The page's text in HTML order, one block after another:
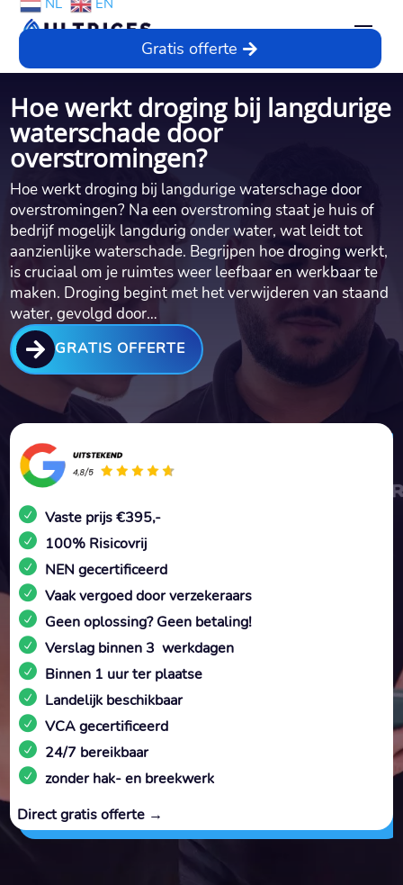
NL EN
Gratis offerte
Hoe werkt droging bij langdurige
waterschade door
overstromingen?
Hoe werkt droging bij langdurige waterschage door
overstromingen? Na een overstroming staat je huis of
bedrijf mogelijk langdurig onder water, wat leidt tot
aanzienlijke waterschade.​ Begrijpen hoe droging werkt,
is cruciaal om je ruimtes weer leefbaar en werkbaar te
maken.​ Droging begint met het verwijderen van staand
water, gevolgd door…
 GRATIS OFFERTE
Vaste prijs €395,-
100% Risicovrij
NEN gecertificeerd
Vaak vergoed door verzekeraars
Geen oplossing? Geen betaling!
Verslag binnen 3 werkdagen
Binnen 1 uur ter plaatse
Landelijk beschikbaar
VCA gecertificeerd
24/7 bereikbaar
zonder hak- en breekwerk
Direct gratis offerte →